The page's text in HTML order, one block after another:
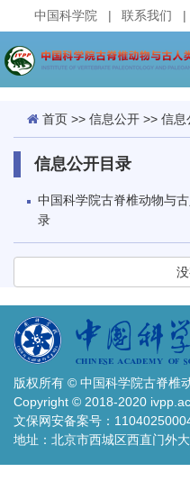
中国科学院 | 联系我们 |
首页 >> 信息公开 >> 信息
信息公开目录
中国科学院古脊椎动物与
录
版权所有 © 中国科学院古脊椎
Copyright © 2018-2020
文保网安备案号：
地址：北京市西城区西直门外